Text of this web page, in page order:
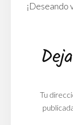
con
los
Tu